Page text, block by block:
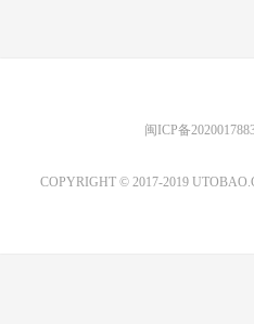
闽ICP备
COPYRIGHT © 2017-2019